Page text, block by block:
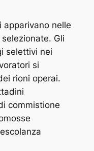
nelle
Gli
selettivi nei
si
rioni operai.
commistione